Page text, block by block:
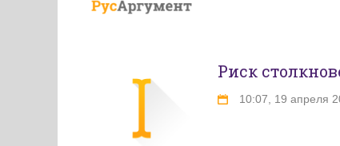
Риск
10:07, 19 апреля